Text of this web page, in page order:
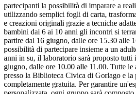
partecipanti la possibilità di imparare a
utilizzando semplici fogli di carta,
e creazioni originali grazie a tecniche
bambini dai 6 ai 10 anni gli incontri si
partire dal 16 giugno, dalle ore 15.30 alle
possibilità di partecipare insieme a un
anni in su, il laboratorio sarà proposto tutti
giugno, dalle ore 10.00 alle 11.00. Tutte
presso la Biblioteca Civica di Gorlago e la
completamente gratuita. Per garantire